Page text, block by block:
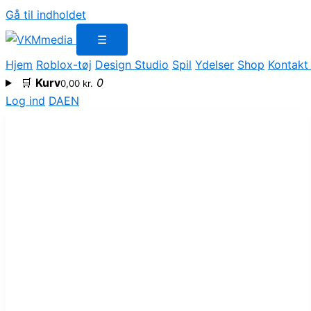
Gå til indholdet
☰
Hjem Roblox-tøj Design Studio Spil Ydelser Shop Kontakt
🛒 Kurv0,00 kr. 0
Log ind DAEN